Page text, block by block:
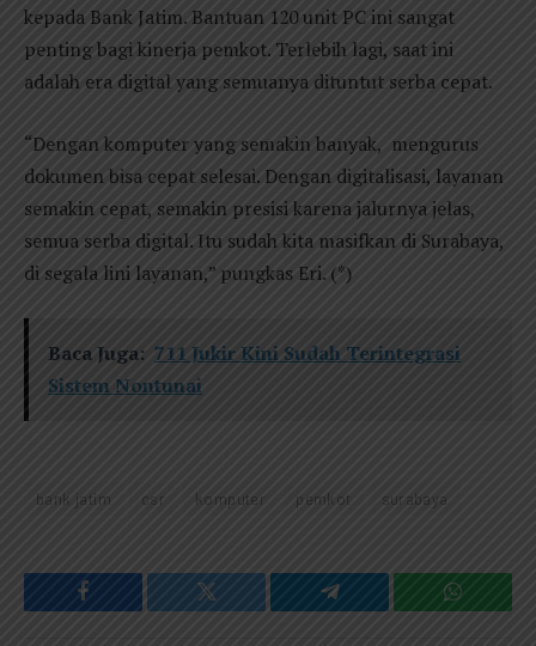
kepada Bank Jatim. Bantuan 120 unit PC ini sangat
penting bagi kinerja pemkot. Terlebih lagi, saat ini
adalah era digital yang semuanya dituntut serba cepat.
“Dengan komputer yang semakin banyak, mengurus
dokumen bisa cepat selesai. Dengan digitalisasi, layanan
semakin cepat, semakin presisi karena jalurnya jelas,
semua serba digital. Itu sudah kita masifkan di Surabaya,
di segala lini layanan,” pungkas Eri. (*)
Baca Juga: 711 Jukir Kini Sudah Terintegrasi
Sistem Nontunai
bank jatim csr komputer pemkot surabaya
Facebook Twitter Telegram